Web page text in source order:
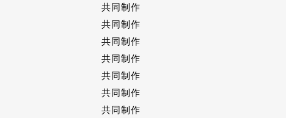
共同制作
共同制作
共同制作
共同制作
共同制作
共同制作
共同制作